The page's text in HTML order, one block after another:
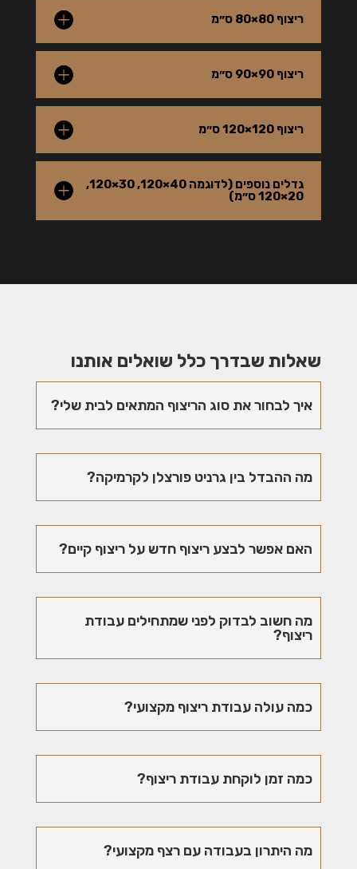
ריצוף 80×80 ס״מ
ריצוף 90×90 ס״מ
ריצוף 120×120 ס״מ
גדלים נוספים (לדוגמה 40×120, 30×120,
20×120 ס״מ)
שאלות שבדרך כלל שואלים אותנו
איך לבחור את סוג הריצוף המתאים לבית שלי?
מה ההבדל בין גרניט פורצלן לקרמיקה?
האם אפשר לבצע ריצוף חדש על ריצוף קיים?
מה חשוב לבדוק לפני שמתחילים עבודת
ריצוף?
כמה עולה עבודת ריצוף מקצועי?
כמה זמן לוקחת עבודת ריצוף?
מה היתרון בעבודה עם רצף מקצועי?